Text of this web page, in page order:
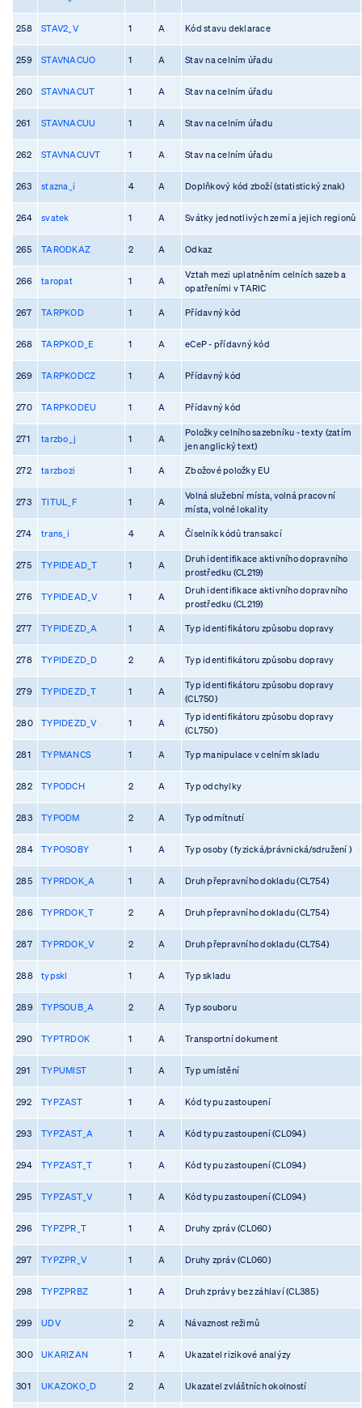
258 STAV2_V 1 A Kód stavu deklarace
259 STAVNACUO 1 A Stav na celním úřadu
260 STAVNACUT 1 A Stav na celním úřadu
261 STAVNACUU 1 A Stav na celním úřadu
262 STAVNACUVT 1 A Stav na celním úřadu
263 stazna_i 4 A Doplňkový kód zboží (statistický znak)
264 svatek 1 A Svátky jednotlivých zemí a jejich regionů
265 TARODKAZ 2 A Odkaz
266 taropat 1 A
Vztah mezi uplatněním celních sazeb a
opatřeními v TARIC
267 TARPKOD 1 A Přídavný kód
268 TARPKOD_E 1 A eCeP - přídavný kód
269 TARPKODCZ 1 A Přídavný kód
270 TARPKODEU 1 A Přídavný kód
271 tarzbo_j 1 A
Položky celního sazebníku - texty (zatím
jen anglický text)
272 tarzbozi 1 A Zbožové položky EU
273 TITUL_F 1 A
Volná služební místa, volná pracovní
místa, volné lokality
274 trans_i 4 A Číselník kódů transakcí
275 TYPIDEAD_T 1 A
Druh identifikace aktivního dopravního
prostředku (CL219)
276 TYPIDEAD_V 1 A
Druh identifikace aktivního dopravního
prostředku (CL219)
277 TYPIDEZD_A 1 A Typ identifikátoru způsobu dopravy
278 TYPIDEZD_D 2 A Typ identifikátoru způsobu dopravy
279 TYPIDEZD_T 1 A
Typ identifikátoru způsobu dopravy
(CL750)
280 TYPIDEZD_V 1 A
Typ identifikátoru způsobu dopravy
(CL750)
281 TYPMANCS 1 A Typ manipulace v celním skladu
282 TYPODCH 2 A Typ odchylky
283 TYPODM 2 A Typ odmítnutí
284 TYPOSOBY 1 A Typ osoby ( fyzická/právnická/sdružení )
285 TYPRDOK_A 1 A Druh přepravního dokladu (CL754)
286 TYPRDOK_T 2 A Druh přepravního dokladu (CL754)
287 TYPRDOK_V 2 A Druh přepravního dokladu (CL754)
288 typskl 1 A Typ skladu
289 TYPSOUB_A 2 A Typ souboru
290 TYPTRDOK 1 A Transportní dokument
291 TYPUMIST 1 A Typ umístění
292 TYPZAST 1 A Kód typu zastoupení
293 TYPZAST_A 1 A Kód typu zastoupení (CL094)
294 TYPZAST_T 1 A Kód typu zastoupení (CL094)
295 TYPZAST_V 1 A Kód typu zastoupení (CL094)
296 TYPZPR_T 1 A Druhy zpráv (CL060)
297 TYPZPR_V 1 A Druhy zpráv (CL060)
298 TYPZPRBZ 1 A Druh zprávy bez záhlaví (CL385)
299 UDV 2 A Návaznost režimů
300 UKARIZAN 1 A Ukazatel rizikové analýzy
301 UKAZOKO_D 2 A Ukazatel zvláštních okolností